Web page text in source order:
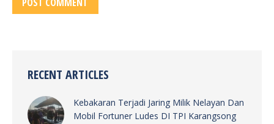
RECENT ARTICLES
Kebakaran Terjadi Jaring Milik Nelayan Dan
Mobil Fortuner Ludes DI TPI Karangsong